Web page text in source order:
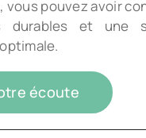
vous pouvez avoir
durables et une
écoute